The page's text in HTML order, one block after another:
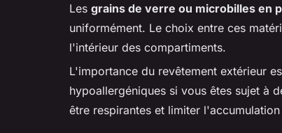
Les grains de verre ou microbilles en
uniformément. Le choix entre ces
l'intérieur des compartiments.
L'importance du revêtement extérieur
hypoallergéniques si vous êtes sujet à
être respirantes et limiter